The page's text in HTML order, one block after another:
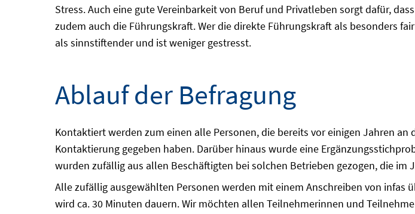
Stress. Auch eine gute Vereinbarkeit von Beruf und Privatleben sorgt dafür,
zudem auch die Führungskraft. Wer die direkte Führungskraft als besonders
als sinnstiftender und ist weniger gestresst.
Ablauf der Befragung
Kontaktiert werden zum einen alle Personen, die bereits vor einigen Jahren
Kontaktierung gegeben haben. Darüber hinaus wurde eine
wurden zufällig aus allen Beschäftigten bei solchen Betrieben gezogen, die
Alle zufällig ausgewählten Personen werden mit einem Anschreiben von infas
wird ca. 30 Minuten dauern. Wir möchten allen Teilnehmerinnen und